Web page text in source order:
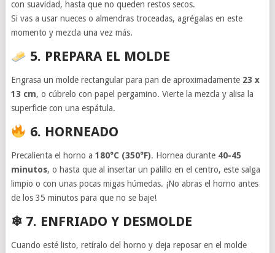
con suavidad, hasta que no queden restos secos.
Si vas a usar nueces o almendras troceadas, agrégalas en este
momento y mezcla una vez más.
5. PREPARA EL MOLDE
Engrasa un molde rectangular para pan de aproximadamente 23 x
13 cm, o cúbrelo con papel pergamino. Vierte la mezcla y alisa la
superficie con una espátula.
6. HORNEADO
Precalienta el horno a 180°C (350°F). Hornea durante 40-45
minutos, o hasta que al insertar un palillo en el centro, este salga
limpio o con unas pocas migas húmedas. ¡No abras el horno antes
de los 35 minutos para que no se baje!
❄ 7. ENFRIADO Y DESMOLDE
Cuando esté listo, retíralo del horno y deja reposar en el molde